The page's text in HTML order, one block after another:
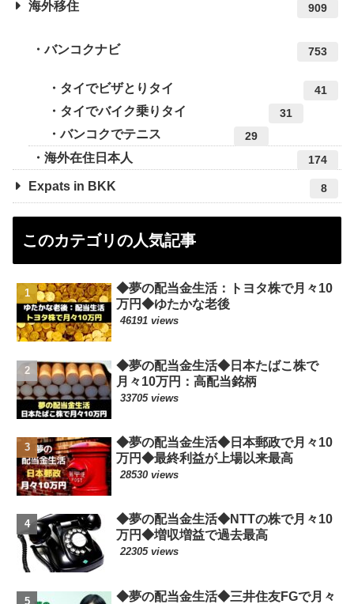
海外移住 909
バンコクナビ 753
タイでビザとりタイ 41
タイでバイク乗りタイ 31
バンコクでテニス 29
海外在住日本人 174
Expats in BKK 8
このカテゴリの人気記事
◆夢の配当金生活：トヨタ株で月々10
万円◆ゆたかな老後
46191 views
◆夢の配当金生活◆日本たばこ株で
月々10万円：高配当銘柄
33705 views
◆夢の配当金生活◆日本郵政で月々10
万円◆最終利益が上場以来最高
28530 views
◆夢の配当金生活◆NTTの株で月々10
万円◆増収増益で過去最高
22305 views
◆夢の配当金生活◆三井住友FGで月々